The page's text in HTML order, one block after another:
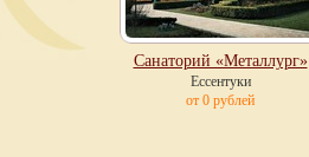
Санаторий «Металлург»
Ессентуки
от 0 рублей